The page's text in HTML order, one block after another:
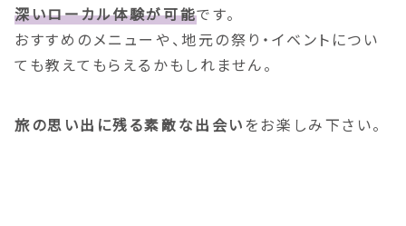
深いローカル体験が可能です。
おすすめのメニューや、地元の祭り・イベントについ
ても教えてもらえるかもしれません。
旅の思い出に残る素敵な出会い をお楽しみ下さい。